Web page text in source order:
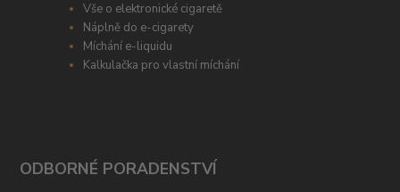
Vše o elektronické cigaretě
Náplně do e-cigarety
Míchání e-liquidu
Kalkulačka pro vlastní míchání
ODBORNÉ PORADENSTVÍ